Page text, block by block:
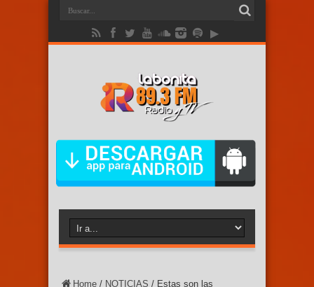
Home / NOTICIAS / Estas son las